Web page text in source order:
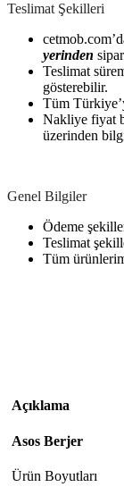
Teslimat Şekilleri
yerinden
Teslimat
gösterebilir.
Tüm
Nakliye fiyat
üzerinden
Genel Bilgiler
Ödeme
Teslimat
Tüm
Açıklama
Asos Berjer
Ürün Boyutları